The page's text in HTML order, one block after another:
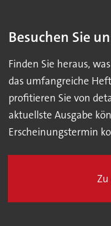
Besuchen Sie
Finden Sie heraus,
das umfangreiche
profitieren Sie von
aktuellste Ausgabe
Erscheinungstermin
Zu